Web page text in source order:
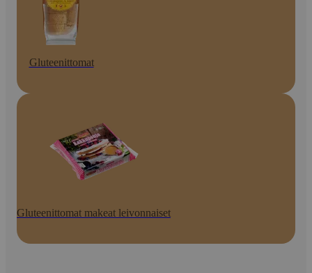
Gluteenittomat
Gluteenittomat makeat leivonnaiset